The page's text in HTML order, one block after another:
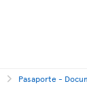
Pasaporte -